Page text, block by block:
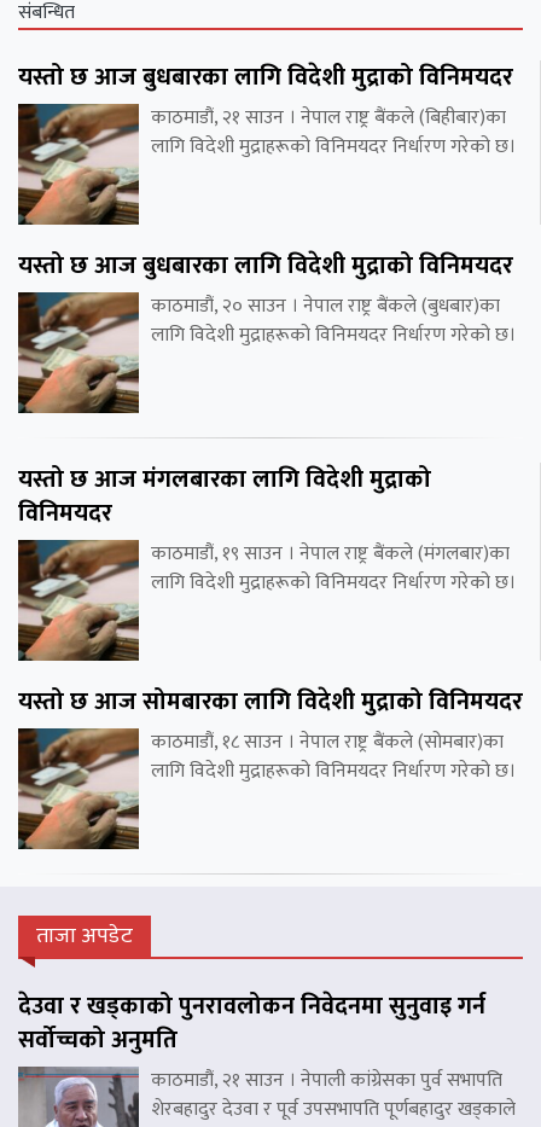
संबन्धित
यस्तो छ आज बुधबारका लागि विदेशी मुद्राको विनिमयदर
काठमाडौं, २१ साउन । नेपाल राष्ट्र बैंकले (बिहीबार)का
लागि विदेशी मुद्राहरूको विनिमयदर निर्धारण गरेको छ।
यस्तो छ आज बुधबारका लागि विदेशी मुद्राको विनिमयदर
काठमाडौं, २० साउन । नेपाल राष्ट्र बैंकले (बुधबार)का
लागि विदेशी मुद्राहरूको विनिमयदर निर्धारण गरेको छ।
यस्तो छ आज मंगलबारका लागि विदेशी मुद्राको
विनिमयदर
काठमाडौं, १९ साउन । नेपाल राष्ट्र बैंकले (मंगलबार)का
लागि विदेशी मुद्राहरूको विनिमयदर निर्धारण गरेको छ।
यस्तो छ आज सोमबारका लागि विदेशी मुद्राको विनिमयदर
काठमाडौं, १८ साउन । नेपाल राष्ट्र बैंकले (सोमबार)का
लागि विदेशी मुद्राहरूको विनिमयदर निर्धारण गरेको छ।
ताजा अपडेट
देउवा र खड्काको पुनरावलोकन निवेदनमा सुनुवाइ गर्न
सर्वोच्चको अनुमति
काठमाडौं, २१ साउन । नेपाली कांग्रेसका पुर्व सभापति
शेरबहादुर देउवा र पूर्व उपसभापति पूर्णबहादुर खड्काले